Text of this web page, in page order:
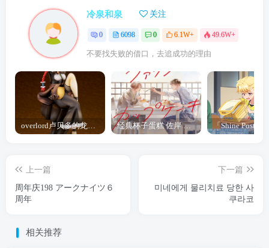
冷泉和泉 关注
0 6098 0 6.1W+ 49.6W+
不要找失败的借口，去追成功的理由
overlord卢贝多的龙王谁厉害 「Overlord」露普斯蕾琪娜·贝塔手办开订 经典杯子蛋糕 佐岸 漫画「经典杯子蛋糕」宣布真人日剧化
上一篇
周年庆198 アークナイツ６
周年
下一篇
미네에게 물리치료 당한 사
쿠라코
相关推荐